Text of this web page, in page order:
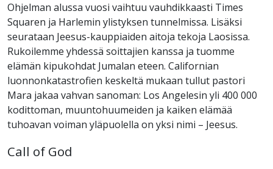
Ohjelman alussa vuosi vaihtuu vauhdikkaasti Times
Squaren ja Harlemin ylistyksen tunnelmissa. Lisäksi
seurataan Jeesus-kauppiaiden aitoja tekoja Laosissa.
Rukoilemme yhdessä soittajien kanssa ja tuomme
elämän kipukohdat Jumalan eteen. Californian
luonnonkatastrofien keskeltä mukaan tullut pastori
Mara jakaa vahvan sanoman: Los Angelesin yli 400 000
kodittoman, muuntohuumeiden ja kaiken elämää
tuhoavan voiman yläpuolella on yksi nimi – Jeesus.
Call of God